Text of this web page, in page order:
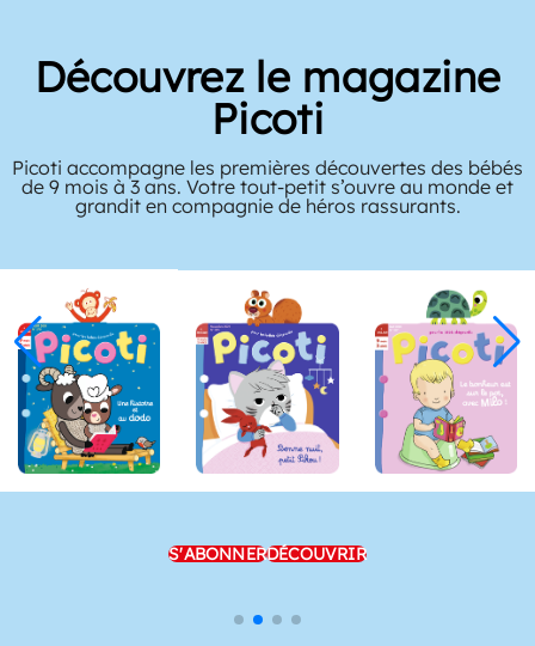
Découvrez le magazine
Picoti
Picoti accompagne les premières découvertes des bébés
de 9 mois à 3 ans. Votre tout-petit s’ouvre au monde et
grandit en compagnie de héros rassurants.
S'ABONNERDÉCOUVRIR